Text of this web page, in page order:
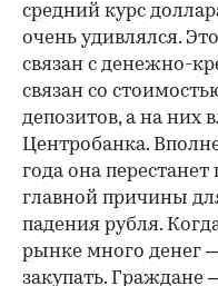
средний курс
очень удивлялся.
связан с денежно-
связан со
депозитов, а на них
Центробанка.
года она перестанет
главной причины
падения рубля.
рынке много денег
закупать. Граждане